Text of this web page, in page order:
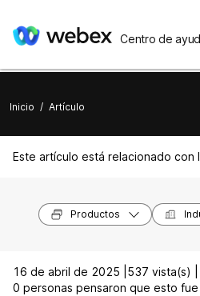
Centro de
Inicio / Artículo
Este artículo está relacionado con
Productos
16 de abril de 2025 | 537 vista(s) |
0 personas pensaron que esto fue